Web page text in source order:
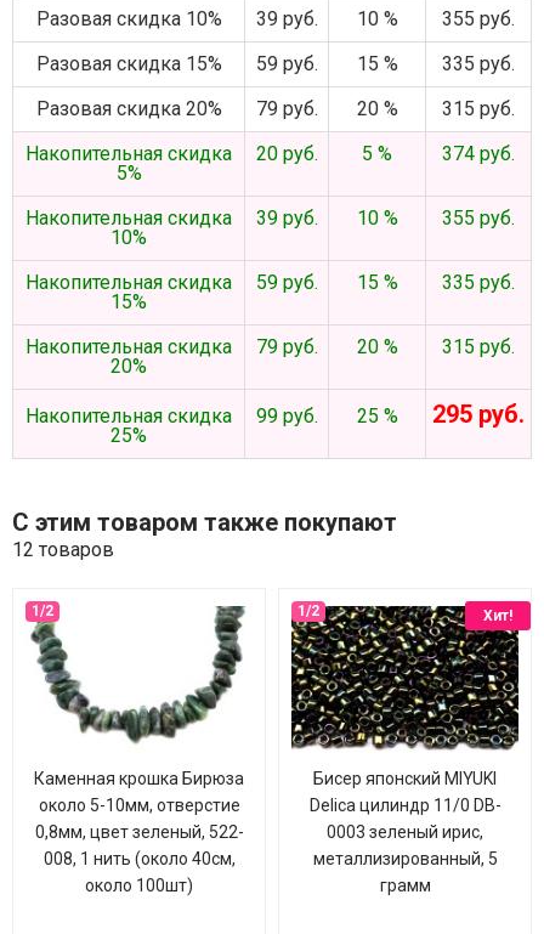
Разовая скидка 10%
39 руб. 10 %
355 руб.
Разовая скидка 15%
59 руб. 15 %
335 руб.
Разовая скидка 20%
79 руб. 20 %
315 руб.
Накопительная скидка
5%
20 руб. 5 % 374 руб.
Накопительная скидка
10%
39 руб. 10 % 355 руб.
Накопительная скидка
15%
59 руб. 15 % 335 руб.
Накопительная скидка
20%
79 руб. 20 % 315 руб.
Накопительная скидка
25%
99 руб. 25 % 295 руб.
С этим товаром также покупают
12 товаров
Каменная крошка Бирюза
около 5-10мм, отверстие
0,8мм, цвет зеленый, 522-
008, 1 нить (около 40см,
около 100шт)
Хит!
Бисер японский MIYUKI
Delica цилиндр 11/0 DB-
0003 зеленый ирис,
металлизированный, 5
грамм